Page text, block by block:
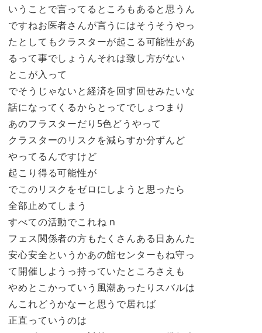
いうことで言ってるところもあると思うん
ですねお医者さんが言うにはそうそうやっ
たとしてもクラスターが起こる可能性があ
るって事でしょうんそれは致し方がない
とこが入って
でそうじゃないと経済を回す回せみたいな
話になってくるからとってでしょつまり
あのフラスターだり5色どうやって
クラスターのリスクを減らすか分ずんど
やってるんですけど
起こり得る可能性が
でこのリスクをゼロにしようと思ったら
全部止めてしまう
すべての活動でこれね n
フェス関係者の方もたくさんある日あんた
安心安全というかあの館センターもね守っ
て開催しようっ持っていたところさえも
やめとこかっていう風潮あったりスバルは
んこれどうかなーと思うで居れば
正直っていうのは